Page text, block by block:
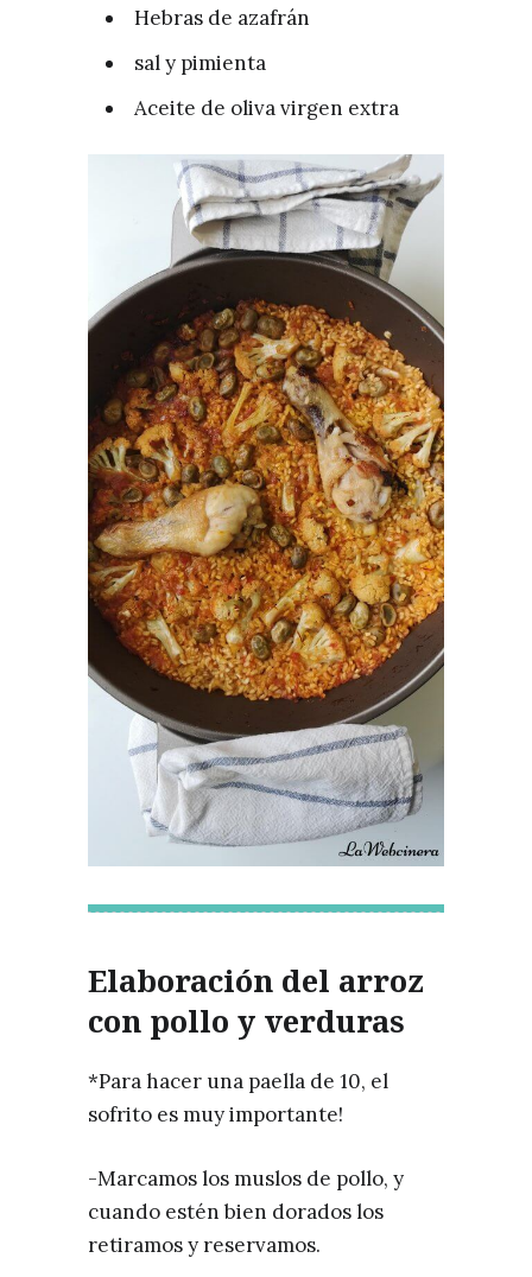
Hebras de azafrán
sal y pimienta
Aceite de oliva virgen extra
Elaboración del arroz
con pollo y verduras
*Para hacer una paella de 10, el
sofrito es muy importante!
-Marcamos los muslos de pollo, y
cuando estén bien dorados los
retiramos y reservamos.